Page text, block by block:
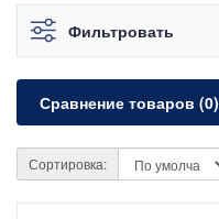
Фильтровать
Сравнение товаров (0)
Сортировка: